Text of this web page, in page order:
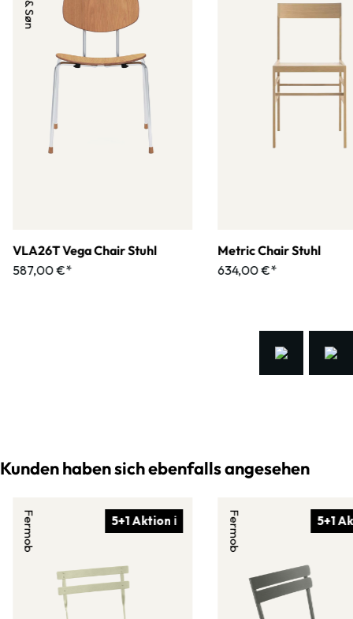
VLA26T Vega Chair Stuhl
587,00 €*
Metric Chair Stuhl
634,00 €*
Kunden haben sich ebenfalls angesehen
5+1 Aktion ℹ
Fermob 5+1
Fermob